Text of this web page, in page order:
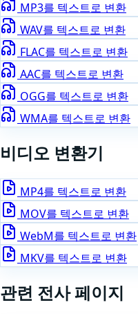
MP3를 텍스트로 변환
WAV를 텍스트로 변환
FLAC를 텍스트로 변환
AAC를 텍스트로 변환
OGG를 텍스트로 변환
WMA를 텍스트로 변환
비디오 변환기
MP4를 텍스트로 변환
MOV를 텍스트로 변환
WebM를 텍스트로 변환
MKV를 텍스트로 변환
관련 전사 페이지